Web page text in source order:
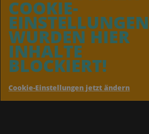
COOKIE-
EINSTELLUNGEN
WURDEN HIER
INHALTE
BLOCKIERT!
Cookie-Einstellungen jetzt ändern